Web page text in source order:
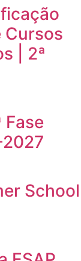
Cursos
| 2ª
Fase
School